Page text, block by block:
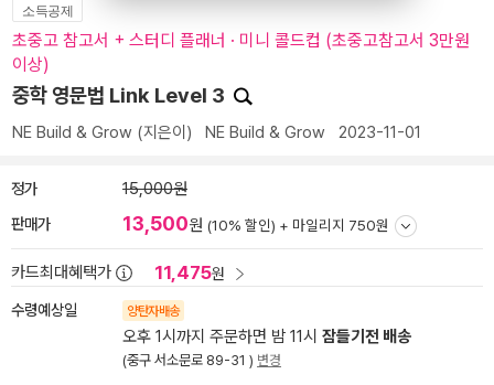
소득공제
초중고 참고서 + 스터디 플래너 · 미니 콜드컵 (초중고참고서 3만원
이상)
중학 영문법 Link Level 3
NE Build & Grow (지은이) NE Build & Grow 2023-11-01
정가 15,000원
판매가 13,500원 (10% 할인) + 마일리지 750원
카드최대혜택가 11,475원
수령예상일 양탄자배송
오후 1시까지 주문하면 밤 11시 잠들기전 배송
(중구 서소문로 89-31 ) 변경